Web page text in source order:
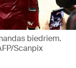
biedriem.
Scanpix